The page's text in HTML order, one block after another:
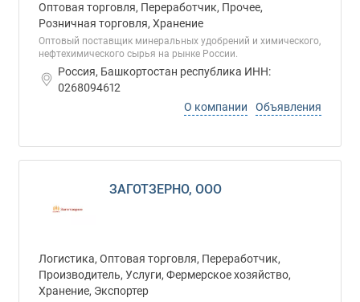
Оптовая торговля, Переработчик, Прочее,
Розничная торговля, Хранение
Оптовый поставщик минеральных удобрений и химического,
нефтехимического сырья на рынке России.
Россия, Башкортостан республика ИНН:
0268094612
О компании
Объявления
ЗАГОТЗЕРНО, ООО
Логистика, Оптовая торговля, Переработчик,
Производитель, Услуги, Фермерское хозяйство,
Хранение, Экспортер